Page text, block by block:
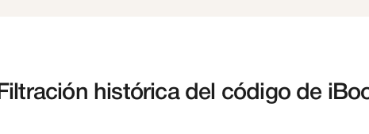
Filtración histórica del código de